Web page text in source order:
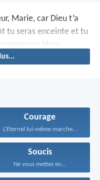
Marie, car Dieu t’a
tu seras enceinte et tu
Jésus.
Courage
L’Eternel lui-même marchera devant...
Soucis
Ne vous mettez en...